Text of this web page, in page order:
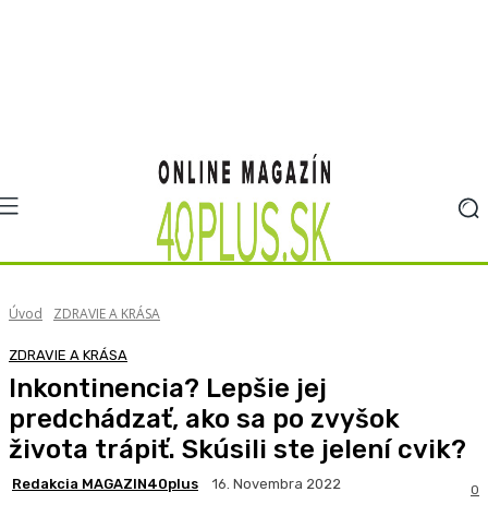
Úvod ZDRAVIE A KRÁSA
ZDRAVIE A KRÁSA
Inkontinencia? Lepšie jej
predchádzať, ako sa po zvyšok
života trápiť. Skúsili ste jelení cvik?
Redakcia MAGAZIN40plus 16. Novembra 2022 0